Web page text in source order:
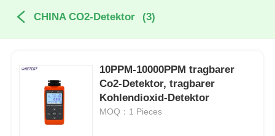
CHINA CO2-Detektor (3)
10PPM-10000PPM tragbarer
Co2-Detektor, tragbarer
Kohlendioxid-Detektor
MOQ：1 Pieces